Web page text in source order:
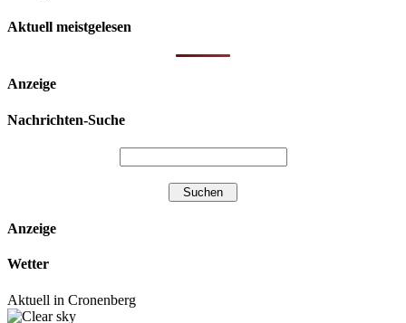
Aktuell meistgelesen
Anzeige
Nachrichten-Suche
Anzeige
Wetter
Aktuell in Cronenberg